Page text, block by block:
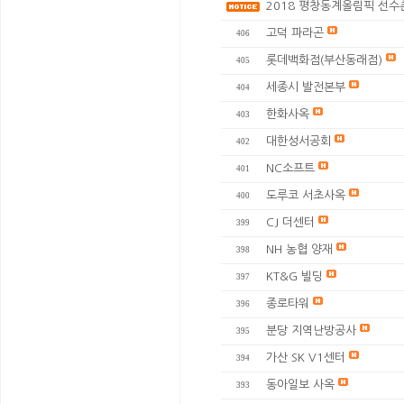
2018 평창동계올림픽 선수
406 고덕 파라곤
405 롯데백화점(부산동래점)
404 세종시 발전본부
403 한화사옥
402 대한성서공회
401 NC소프트
400 도루코 서초사옥
399 CJ 더센터
398 NH 농협 양재
397 KT&G 빌딩
396 종로타워
395 분당 지역난방공사
394 가산 SK V1센터
393 동아일보 사옥